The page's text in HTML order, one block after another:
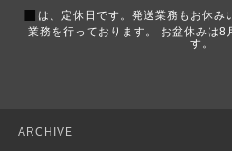
■ は、定休日です。発送業務もお休み
業務を行っております。 お盆休みは8
す。
ARCHIVE